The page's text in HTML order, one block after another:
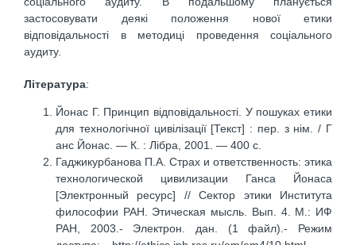
застосовувати деякі положення нової етики
відповідальності в методиці проведення соціального
аудиту.
Література:
Йонас Г. Принцип відповідальності. У пошуках етики
для технологічної цивілізації [Текст] : пер. з нім. / Г
анс Йонас. — К. : Лібра, 2001. — 400 с.
Гаджикурбанова П.А. Страх и ответственность: этика
технологической цивилизации Ганса Йонаса
[Электронный ресурс] // Сектор этики Института
философии РАН. Этическая мысль. Вып. 4. М.: ИФ
РАН, 2003.- Электрон. дан. (1 файл).- Режим